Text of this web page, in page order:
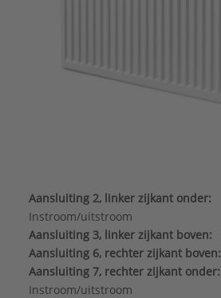
Aansluiting 2, linker zijkant onder:
Instroom/uitstroom
Aansluiting 3, linker zijkant boven:
Aansluiting 6, rechter zijkant boven:
Aansluiting 7, rechter zijkant onder:
Instroom/uitstroom